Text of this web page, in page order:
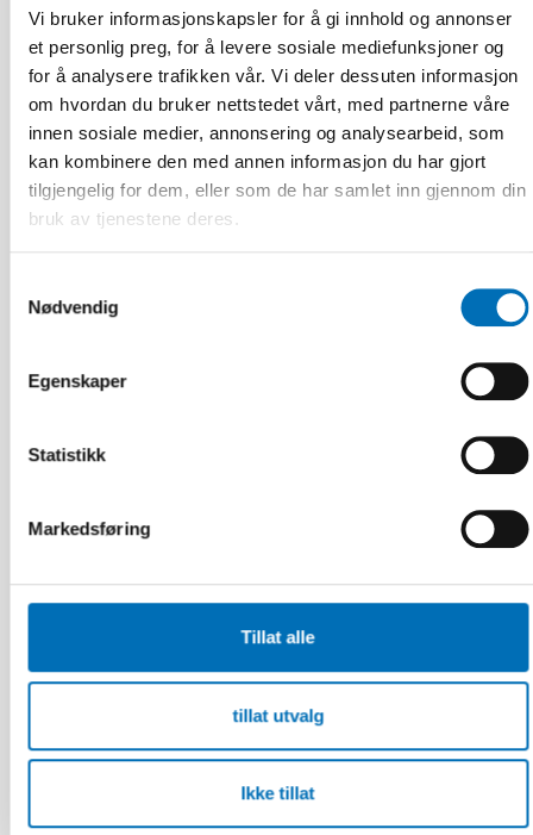
Vi bruker informasjonskapsler for å gi innhold og annonser
et personlig preg, for å levere sosiale mediefunksjoner og
for å analysere trafikken vår. Vi deler dessuten informasjon
om hvordan du bruker nettstedet vårt, med partnerne våre
innen sosiale medier, annonsering og analysearbeid, som
kan kombinere den med annen informasjon du har gjort
tilgjengelig for dem, eller som de har samlet inn gjennom din
bruk av tjenestene deres.
Nødvendig
Egenskaper
Statistikk
Markedsføring
Tillat alle
tillat utvalg
Ikke tillat
välfärdstjänster så ingen faller utanför
Scoping review: Digital solutions in individual
30 NOV 1 DES 2026